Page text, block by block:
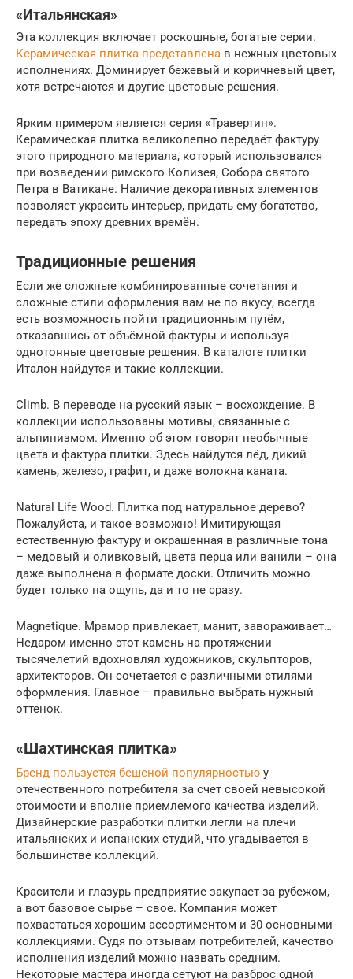
«Итальянская»
Эта коллекция включает роскошные, богатые серии.
Керамическая плитка представлена в нежных цветовых
исполнениях. Доминирует бежевый и коричневый цвет,
хотя встречаются и другие цветовые решения.
Ярким примером является серия «Травертин».
Керамическая плитка великолепно передаёт фактуру
этого природного материала, который использовался
при возведении римского Колизея, Собора святого
Петра в Ватикане. Наличие декоративных элементов
позволяет украсить интерьер, придать ему богатство,
передать эпоху древних времён.
Традиционные решения
Если же сложные комбинированные сочетания и
сложные стили оформления вам не по вкусу, всегда
есть возможность пойти традиционным путём,
отказавшись от объёмной фактуры и используя
однотонные цветовые решения. В каталоге плитки
Италон найдутся и такие коллекции.
Climb. В переводе на русский язык – восхождение. В
коллекции использованы мотивы, связанные с
альпинизмом. Именно об этом говорят необычные
цвета и фактура плитки. Здесь найдутся лёд, дикий
камень, железо, графит, и даже волокна каната.
Natural Life Wood. Плитка под натуральное дерево?
Пожалуйста, и такое возможно! Имитирующая
естественную фактуру и окрашенная в различные тона
– медовый и оливковый, цвета перца или ванили – она
даже выполнена в формате доски. Отличить можно
будет только на ощупь, да и то не сразу.
Magnetique. Мрамор привлекает, манит, завораживает…
Недаром именно этот камень на протяжении
тысячелетий вдохновлял художников, скульпторов,
архитекторов. Он сочетается с различными стилями
оформления. Главное – правильно выбрать нужный
оттенок.
«Шахтинская плитка»
Бренд пользуется бешеной популярностью у
отечественного потребителя за счет своей невысокой
стоимости и вполне приемлемого качества изделий.
Дизайнерские разработки плитки легли на плечи
итальянских и испанских студий, что угадывается в
большинстве коллекций.
Красители и глазурь предприятие закупает за рубежом,
а вот базовое сырье – свое. Компания может
похвастаться хорошим ассортиментом и 30 основными
коллекциями. Судя по отзывам потребителей, качество
исполнения изделий можно назвать средним.
Некоторые мастера иногда сетуют на разброс одной